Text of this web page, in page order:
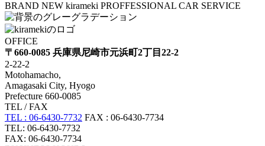
BRAND NEW kirameki PROFFESSIONAL CAR SERVICE
OFFICE
〒660-0085 兵庫県尼崎市元浜町2丁目22-2
2-22-2
Motohamacho,
Amagasaki City, Hyogo
Prefecture 660-0085
TEL / FAX
TEL : 06-6430-7732 FAX : 06-6430-7734
TEL: 06-6430-7732
FAX: 06-6430-7734